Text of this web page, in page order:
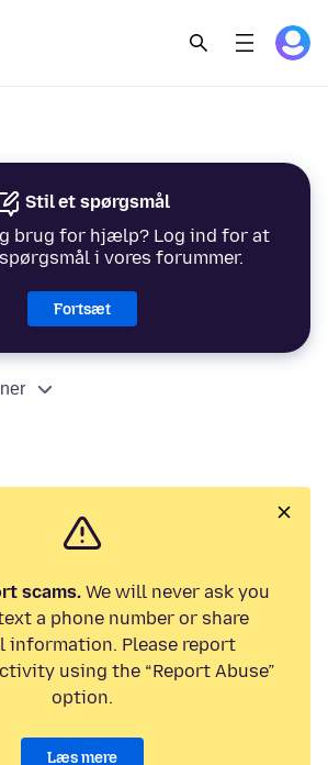
Stil et spørgsmål
brug for hjælp? Log ind for at
i vores forummer.
Fortsæt
scams.We will never ask you
a phone number or share
information. Please report
using the “Report Abuse”
option.
Læs mere